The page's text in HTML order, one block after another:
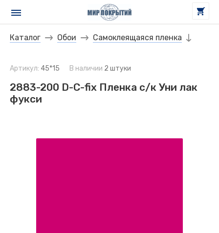
Каталог Обои Самоклеящаяся пленка
Артикул: 45*15 В наличии 2 штуки
2883-200 D-C-fix Пленка с/к Уни лак
фукси